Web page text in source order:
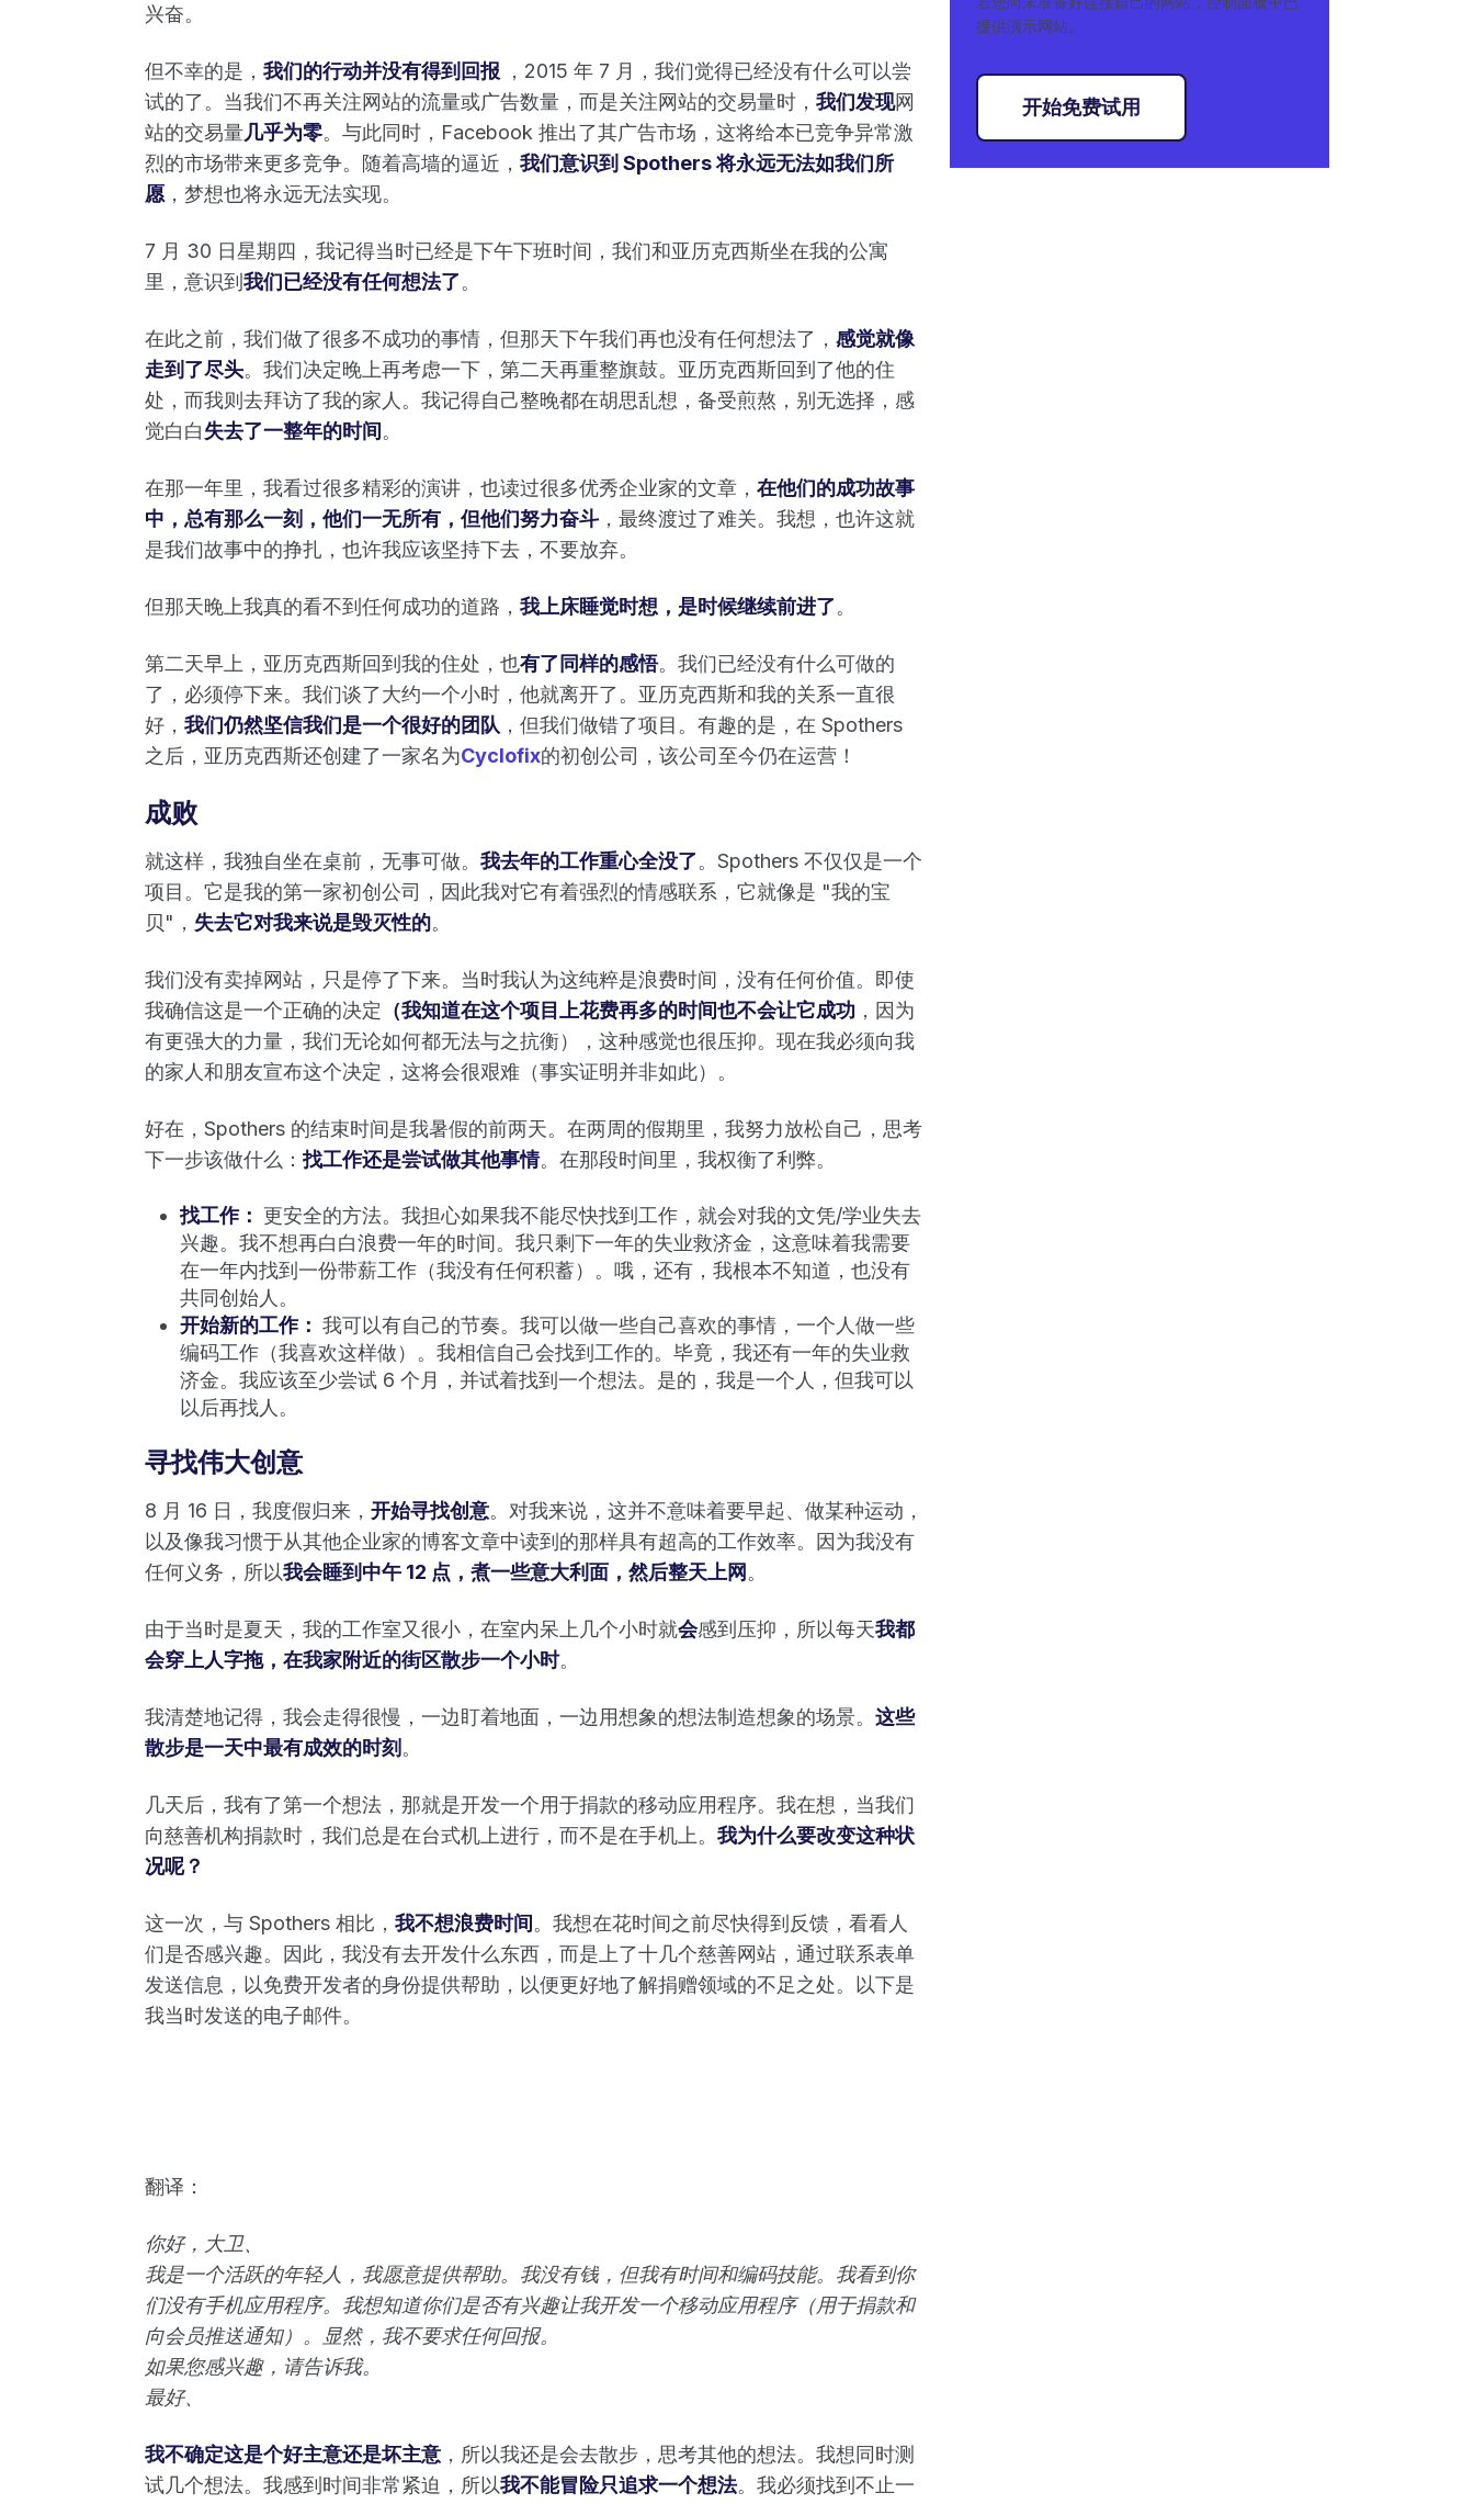
兴奋。
但不幸的是， 我们的行动并没有得到回报
，2015 年 7 月，我们觉得已经没有什么可以尝
试的了。当我们不再关注网站的流量或广告数量，而是关注网站的交易量时， 我们发现网
站的交易量几乎为零。与此同时，Facebook 推出了其广告市场，这将给本已竞争异常激
烈的市场带来更多竞争。随着高墙的逼近， 我们意识到 Spothers 将永远无法如我们所
愿 ，梦想也将永远无法实现。
7 月 30 日星期四，我记得当时已经是下午下班时间，我们和亚历克西斯坐在我的公寓
里，意识到我们已经没有任何想法了。
在此之前，我们做了很多不成功的事情，但那天下午我们再也没有任何想法了， 感觉就像
走到了尽头。我们决定晚上再考虑一下，第二天再重整旗鼓。亚历克西斯回到了他的住
处，而我则去拜访了我的家人。我记得自己整晚都在胡思乱想，备受煎熬，别无选择，感
觉白白失去了一整年的时间。
在那一年里，我看过很多精彩的演讲，也读过很多优秀企业家的文章， 在他们的成功故事
中，总有那么一刻，他们一无所有，但他们努力奋斗 ，最终渡过了难关。我想，也许这就
是我们故事中的挣扎，也许我应该坚持下去，不要放弃。
但那天晚上我真的看不到任何成功的道路， 我上床睡觉时想，是时候继续前进了。
第二天早上，亚历克西斯回到我的住处，也有了同样的感悟。我们已经没有什么可做的
了，必须停下来。我们谈了大约一个小时，他就离开了。亚历克西斯和我的关系一直很
好， 我们仍然坚信我们是一个很好的团队 ，但我们做错了项目。有趣的是，在 Spothers
之后，亚历克西斯还创建了一家名为Cyclofix的初创公司，该公司至今仍在运营！
成败
就这样，我独自坐在桌前，无事可做。 我去年的工作重心全没了。Spothers 不仅仅是一个
项目。它是我的第一家初创公司，因此我对它有着强烈的情感联系，它就像是 "我的宝
贝"， 失去它对我来说是毁灭性的。
我们没有卖掉网站，只是停了下来。当时我认为这纯粹是浪费时间，没有任何价值。即使
我确信这是一个正确的决定 （我知道在这个项目上花费再多的时间也不会让它成功 ，因为
有更强大的力量，我们无论如何都无法与之抗衡），这种感觉也很压抑。现在我必须向我
的家人和朋友宣布这个决定，这将会很艰难（事实证明并非如此）。
好在，Spothers 的结束时间是我暑假的前两天。在两周的假期里，我努力放松自己，思考
下一步该做什么：找工作还是尝试做其他事情。在那段时间里，我权衡了利弊。
找工作： 更安全的方法。我担心如果我不能尽快找到工作，就会对我的文凭/学业失去
兴趣。我不想再白白浪费一年的时间。我只剩下一年的失业救济金，这意味着我需要
在一年内找到一份带薪工作（我没有任何积蓄）。哦，还有，我根本不知道，也没有
共同创始人。
开始新的工作： 我可以有自己的节奏。我可以做一些自己喜欢的事情，一个人做一些
编码工作（我喜欢这样做）。我相信自己会找到工作的。毕竟，我还有一年的失业救
济金。我应该至少尝试 6 个月，并试着找到一个想法。是的，我是一个人，但我可以
以后再找人。
寻找伟大创意
8 月 16 日，我度假归来， 开始寻找创意。对我来说，这并不意味着要早起、做某种运动，
以及像我习惯于从其他企业家的博客文章中读到的那样具有超高的工作效率。因为我没有
任何义务，所以我会睡到中午 12 点，煮一些意大利面，然后整天上网。
由于当时是夏天，我的工作室又很小，在室内呆上几个小时就会感到压抑，所以每天我都
会穿上人字拖，在我家附近的街区散步一个小时。
我清楚地记得，我会走得很慢，一边盯着地面，一边用想象的想法制造想象的场景。 这些
散步是一天中最有成效的时刻 。
几天后，我有了第一个想法，那就是开发一个用于捐款的移动应用程序。我在想，当我们
向慈善机构捐款时，我们总是在台式机上进行，而不是在手机上。 我为什么要改变这种状
况呢？
这一次，与 Spothers 相比， 我不想浪费时间。我想在花时间之前尽快得到反馈，看看人
们是否感兴趣。因此，我没有去开发什么东西，而是上了十几个慈善网站，通过联系表单
发送信息，以免费开发者的身份提供帮助，以便更好地了解捐赠领域的不足之处。以下是
我当时发送的电子邮件。
翻译：
你好，大卫、
我是一个活跃的年轻人，我愿意提供帮助。我没有钱，但我有时间和编码技能。我看到你
们没有手机应用程序。我想知道你们是否有兴趣让我开发一个移动应用程序（用于捐款和
向会员推送通知）。显然，我不要求任何回报。
如果您感兴趣，请告诉我。
最好、
我不确定这是个好主意还是坏主意 ，所以我还是会去散步，思考其他的想法。我想同时测
试几个想法。我感到时间非常紧迫，所以我不能冒险只追求一个想法。我必须找到不止一
提供演示网站。
开始免费试用